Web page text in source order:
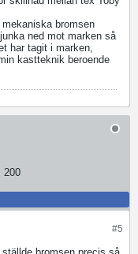
bromsen
ned mot marken så
har tagit i marken,
kastteknik beroende
200
#5